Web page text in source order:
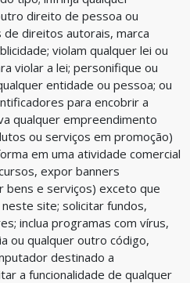
direito de pessoa ou
de direitos autorais, marca
violam qualquer lei ou
violar a lei; personifique ou
entidade ou pessoa; ou
para encobrir a
qualquer empreendimento
ou serviços em promoção)
em uma atividade comercial
expor banners
bens e serviços) exceto que
site; solicitar fundos,
inclua programas com vírus,
ou qualquer outro código,
destinado a
a funcionalidade de qualquer